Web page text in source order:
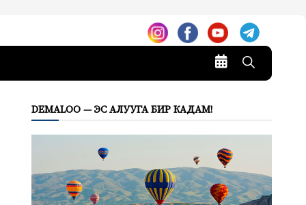
DEMALOO — ЭС АЛУУГА БИР КАДАМ!